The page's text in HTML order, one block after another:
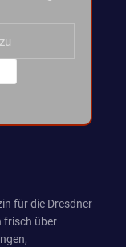
für die Dresdner
frisch über